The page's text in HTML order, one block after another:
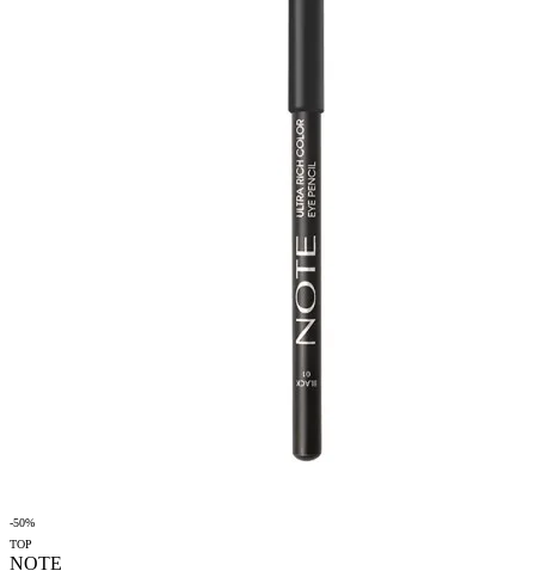
-50%
TOP
NOTE